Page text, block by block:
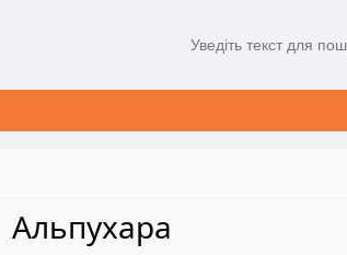
Альпухара